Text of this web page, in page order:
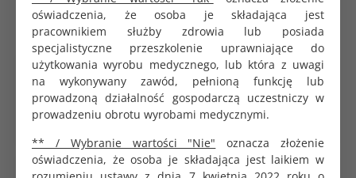
oświadczenia, że osoba je składająca jest
pracownikiem służby zdrowia lub posiada
specjalistyczne przeszkolenie uprawniające do
użytkowania wyrobu medycznego, lub która z uwagi
na wykonywany zawód, pełnioną funkcję lub
prowadzoną działalność gospodarczą uczestniczy w
prowadzeniu obrotu wyrobami medycznymi.
** / Wybranie wartości "Nie" oznacza złożenie
oświadczenia, że osoba je składająca jest laikiem w
Test paskowy Crosstex do autoklawu
wieloparametrowy w odcinkach 20cm 250 testów
96.80 zł
Koperta do sterylizacji samoprzylepna 13,5x25cm
chemicznych.